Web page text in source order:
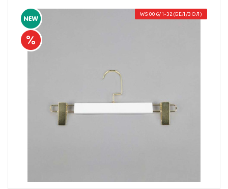
WS 006/1-32(БЕЛ/ЗОЛ)